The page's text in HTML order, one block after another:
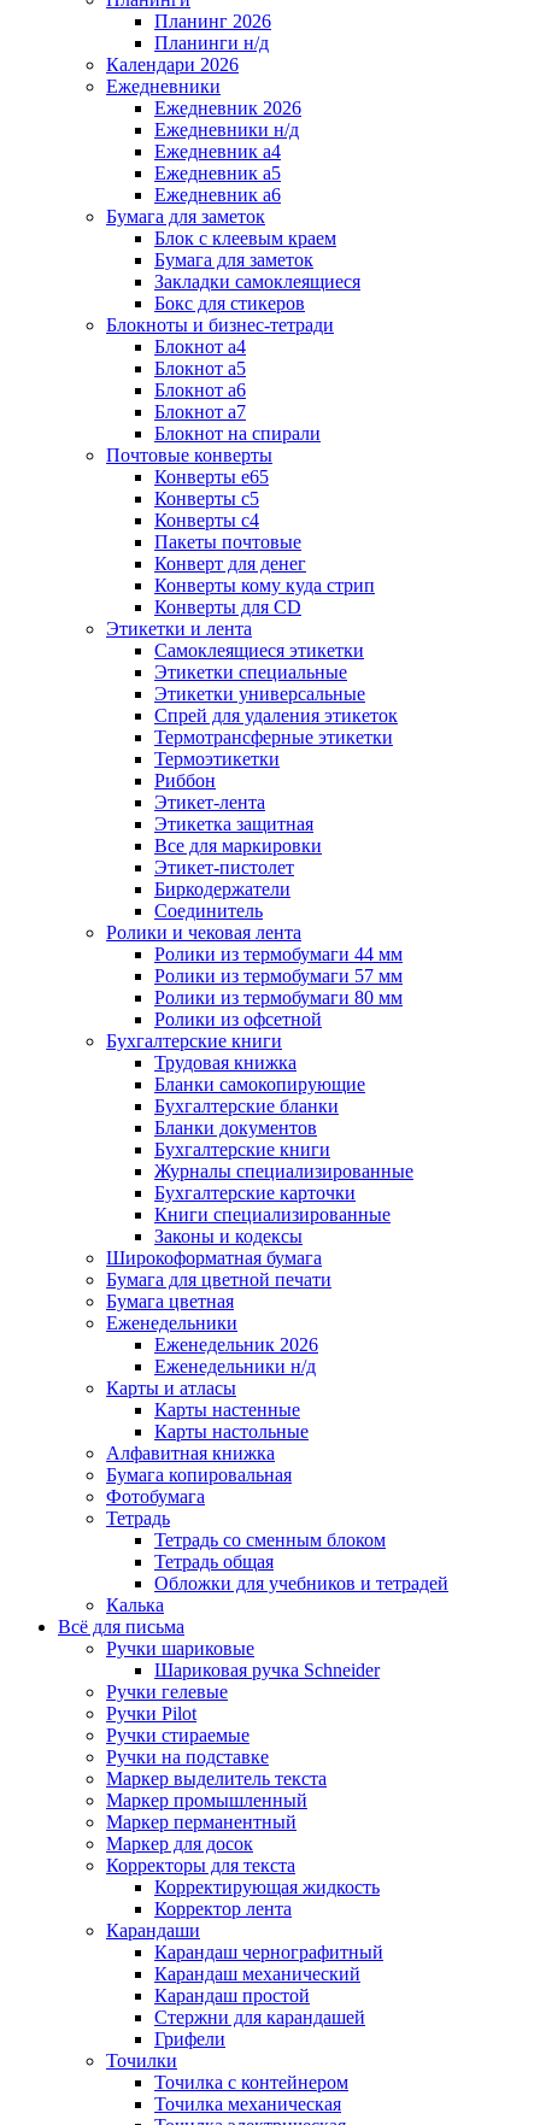
Планинг 2026
Планинги н/д
Календари 2026
Ежедневники
Ежедневник 2026
Ежедневники н/д
Ежедневник а4
Ежедневник а5
Ежедневник а6
Бумага для заметок
Блок с клеевым краем
Бумага для заметок
Закладки самоклеящиеся
Бокс для стикеров
Блокноты и бизнес-тетради
Блокнот а4
Блокнот а5
Блокнот а6
Блокнот а7
Блокнот на спирали
Почтовые конверты
Конверты е65
Конверты с5
Конверты с4
Пакеты почтовые
Конверт для денег
Конверты кому куда стрип
Конверты для CD
Этикетки и лента
Самоклеящиеся этикетки
Этикетки специальные
Этикетки универсальные
Спрей для удаления этикеток
Термотрансферные этикетки
Термоэтикетки
Риббон
Этикет-лента
Этикетка защитная
Все для маркировки
Этикет-пистолет
Биркодержатели
Соединитель
Ролики и чековая лента
Ролики из термобумаги 44 мм
Ролики из термобумаги 57 мм
Ролики из термобумаги 80 мм
Ролики из офсетной
Бухгалтерские книги
Трудовая книжка
Бланки самокопирующие
Бухгалтерские бланки
Бланки документов
Бухгалтерские книги
Журналы специализированные
Бухгалтерские карточки
Книги специализированные
Законы и кодексы
Широкоформатная бумага
Бумага для цветной печати
Бумага цветная
Еженедельники
Еженедельник 2026
Еженедельники н/д
Карты и атласы
Карты настенные
Карты настольные
Алфавитная книжка
Бумага копировальная
Фотобумага
Тетрадь
Тетрадь со сменным блоком
Тетрадь общая
Обложки для учебников и тетрадей
Калька
Всё для письма
Ручки шариковые
Шариковая ручка Schneider
Ручки гелевые
Ручки Pilot
Ручки стираемые
Ручки на подставке
Маркер выделитель текста
Маркер промышленный
Маркер перманентный
Маркер для досок
Корректоры для текста
Корректирующая жидкость
Корректор лента
Карандаши
Карандаш чернографитный
Карандаш механический
Карандаш простой
Стержни для карандашей
Грифели
Точилки
Точилка с контейнером
Точилка механическая